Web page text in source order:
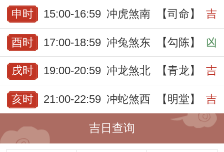
申时 15:00-16:59 冲虎煞南 【司命】 吉
酉时 17:00-18:59 冲兔煞东 【勾陈】 凶
戌时 19:00-20:59 冲龙煞北 【青龙】 吉
亥时 21:00-22:59 冲蛇煞西 【明堂】 吉
吉日查询